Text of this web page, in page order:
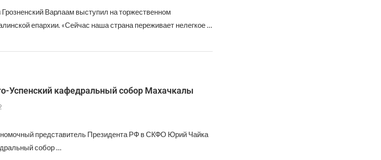
Варлаам выступил на торжественном
епархии. «Сейчас наша страна переживает нелегкое …
Успенский кафедральный собор Махачкалы
представитель Президента РФ в СКФО Юрий Чайка
собор …